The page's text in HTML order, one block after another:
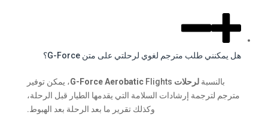
هل يمكنني طلب مترجم لغوي لرحلتي على متن G-Force؟
بالنسبةلرحلات G-Force Aerobatic
Flights، يمكن توفير
مترجم لترجمة إرشادات السلامة التي يقدمها الطيار قبل الرحلة،
وكذلك تقرير ما بعد الرحلة بعد الهبوط.